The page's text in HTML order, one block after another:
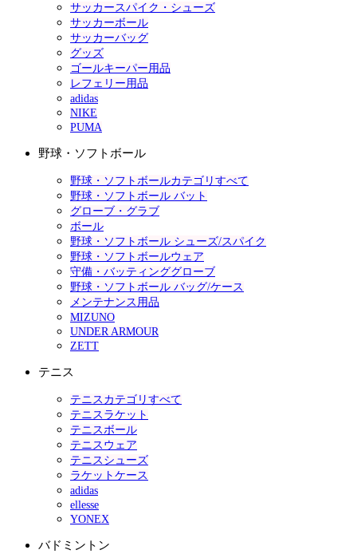
サッカースパイク・シューズ
サッカーボール
サッカーバッグ
グッズ
ゴールキーパー用品
レフェリー用品
adidas
NIKE
PUMA
野球・ソフトボール
野球・ソフトボールカテゴリすべて
野球・ソフトボール バット
グローブ・グラブ
ボール
野球・ソフトボール シューズ/スパイク
野球・ソフトボールウェア
守備・バッティンググローブ
野球・ソフトボール バッグ/ケース
メンテナンス用品
MIZUNO
UNDER ARMOUR
ZETT
テニス
テニスカテゴリすべて
テニスラケット
テニスボール
テニスウェア
テニスシューズ
ラケットケース
adidas
ellesse
YONEX
バドミントン